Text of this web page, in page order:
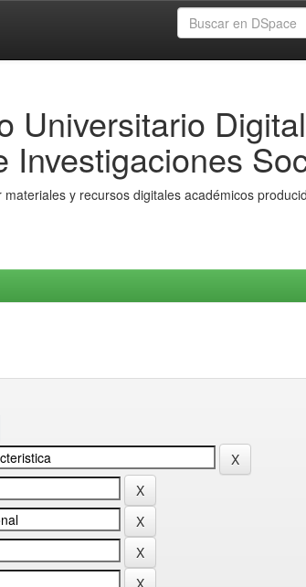
Universitario Digital
Investigaciones
y recursos digitales académicos